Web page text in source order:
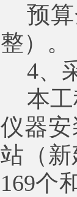
预
整）。
4、
本
仪器
站（
169个